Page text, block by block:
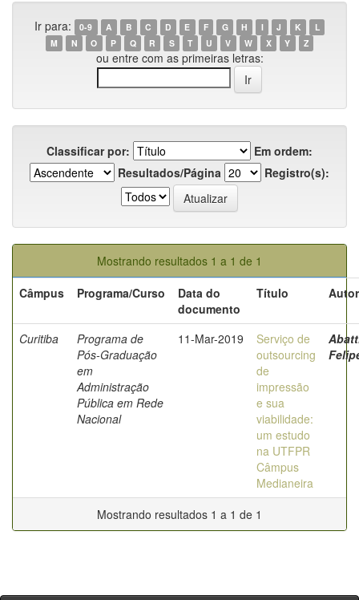
Ir para: 0-9 A B C D E F G H I J K
L
M
N O P Q R S T U V W X Y Z
ou entre com as primeiras letras:
Classificar por:
Em ordem:
Resultados/Página
Registro(s):
Mostrando resultados 1 a 1 de 1
Câmpus
Programa/Curso
Data do
documento
Título
Curitiba
Programa de
Pós-Graduação
em
Administração
Pública em Rede
Nacional
11-Mar-2019
Serviço de
outsourcing
de
impressão
e sua
viabilidade:
um estudo
na UTFPR
Câmpus
Medianeira
Mostrando resultados 1 a 1 de 1